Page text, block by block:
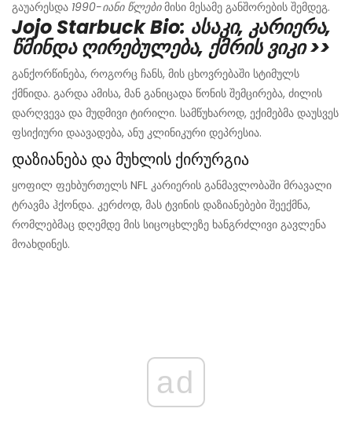
გაუარესდა 1990-იანი წლებიმისი მესამე განშორების შემდეგ.
Jojo Starbuck Bio: ასაკი, კარიერა,
წმინდა ღირებულება, ქმრის ვიკი >>
განქორწინება, როგორც ჩანს, მის ცხოვრებაში სტიმულს
ქმნიდა. გარდა ამისა, მან განიცადა წონის შემცირება, ძილის
დარღვევა და მუდმივი ტირილი. სამწუხაროდ, ექიმებმა დაუსვეს
ფსიქიური დაავადება, ანუ კლინიკური დეპრესია.
დაზიანება და მუხლის ქირურგია
ყოფილ ფეხბურთელს NFL კარიერის განმავლობაში მრავალი
ტრავმა ჰქონდა. კერძოდ, მას ტვინის დაზიანებები შეექმნა,
რომლებმაც დღემდე მის სიცოცხლეზე ხანგრძლივი გავლენა
მოახდინეს.
ad